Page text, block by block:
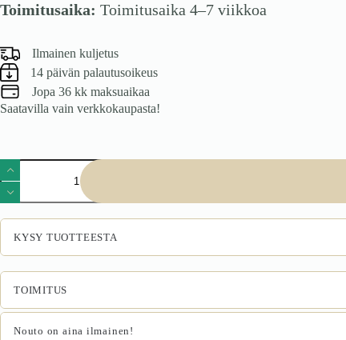
Toimitusaika: Toimitusaika 4–7 viikkoa
Ilmainen kuljetus
14 päivän palautusoikeus
Jopa 36 kk maksuaikaa
Saatavilla vain verkkokaupasta!
VENTO
DL-
60/214
korpus,
korkea
ala-
integroidulle
jääkaapille,
käsityö
määrä
KYSY TUOTTEESTA
TOIMITUS
Nouto on aina ilmainen!